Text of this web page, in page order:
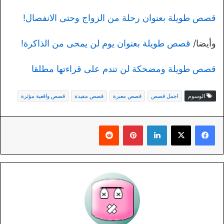
قصص طويلة بعنوان رحلة من الزواج وحتى الانفصال!
وأيضا/ قصص طويلة بعنوان يوم لن يمحى من الذاكرة!
قصص طويلة ومضحكة لن تندم على قراءتها مطلقا
الوسوم اجمل قصص قصص معبرة قصص مفيدة قصص واقعية مؤثرة
لينكدإن بينتيريست